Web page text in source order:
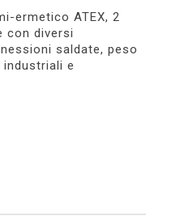
ermetico ATEX, 2
con diversi
saldate, peso
e